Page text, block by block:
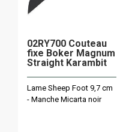
02RY700 Couteau
fixe Boker Magnum
Straight Karambit
Lame Sheep Foot 9,7 cm
- Manche Micarta noir